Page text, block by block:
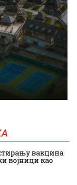
вакцина
војници као